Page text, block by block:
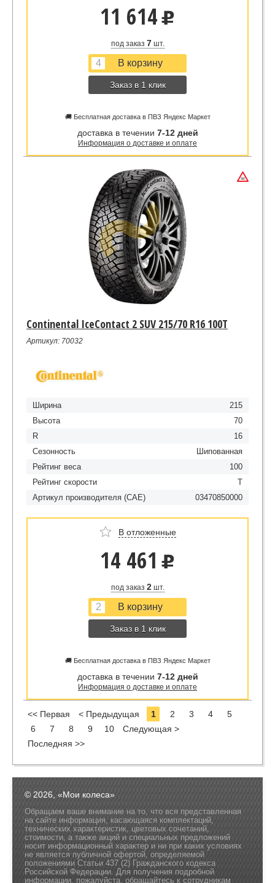
11 614 u
под заказ 7шт.
Заказ в 1 клик
🚚 Бесплатная доставка в ПВЗ Яндекс Маркет
доставка в течении 7-12 дней
Информация о доставке и оплате
Continental IceContact 2 SUV 215/70 R16 100T
Артикул: 70032
Ширина
215
Высота
70
R
16
Сезонность
Шипованная
Рейтинг веса
100
Рейтинг скорости
T
Артикул производителя (CAE)
03470850000
В отложенные
14 461 u
под заказ 2шт.
Заказ в 1 клик
🚚 Бесплатная доставка в ПВЗ Яндекс Маркет
доставка в течении 7-12 дней
Информация о доставке и оплате
<< Первая < Предыдущая 1 2 3 4
5
6
7 8 9 10
Следующая >
Последняя >>
© 2026, «Мои колеса»
Обращаем ваше внимание на то, что вся представленная
на сайте информация, касающаяся комплектаций,
технических характеристик, цветовых сочетаний,
стоимости, а также акций и специальных предложений
носит информационный характер и ни при каких условиях
не является публичной офертой, определяемой
положениями Статьи 437 (2) Гражданского кодекса
Российской Федерации. Для получения подробной
информации, пожалуйста, обращайтесь к сотрудникам